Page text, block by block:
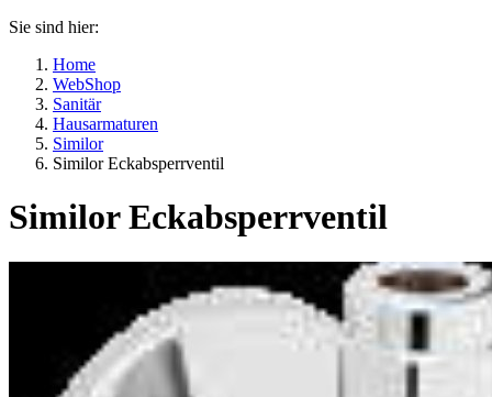
Sie sind hier:
Home
WebShop
Sanitär
Hausarmaturen
Similor
Similor Eckabsperrventil
Similor Eckabsperrventil